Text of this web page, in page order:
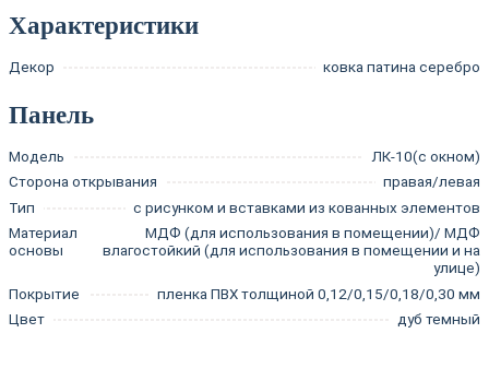
Характеристики
Декор ковка патина серебро
Панель
Модель
ЛК-10(с окном)
Сторона открывания
правая/левая
Тип
с рисунком и вставками из кованных элементов
Материал
основы
МДФ (для использования в помещении)/ МДФ
влагостойкий (для использования в помещении и на
улице)
Покрытие
пленка ПВХ толщиной 0,12/0,15/0,18/0,30 мм
Цвет
дуб темный